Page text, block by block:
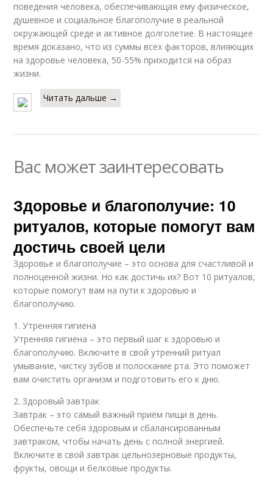
поведе­ния человека, обеспечивающая ему физическое,
душевное и со­циальное благополучие в реальной
окружающей среде и активное долголетие. В настоящее
время доказано, что из суммы всех факторов, влияющих
на здоровье человека, 50-55% приходится на образ
жизни.
Читать дальше →
Вас может заинтересовать
Здоровье и благополучие: 10
ритуалов, которые помогут вам
достичь своей цели
Здоровье и благополучие – это основа для счастливой и
полноценной жизни. Но как достичь их? Вот 10 ритуалов,
которые помогут вам на пути к здоровью и
благополучию.
1. Утренняя гигиена
Утренняя гигиена – это первый шаг к здоровью и
благополучию. Включите в свой утренний ритуал
умывание, чистку зубов и полоскание рта. Это поможет
вам очистить организм и подготовить его к дню.
2. Здоровый завтрак
Завтрак – это самый важный приём пищи в день.
Обеспечьте себя здоровым и сбалансированным
завтраком, чтобы начать день с полной энергией.
Включите в свой завтрак цельнозерновые продукты,
фрукты, овощи и белковые продукты.